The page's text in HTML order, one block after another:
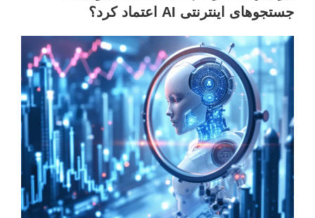
جستجوهای اینترنتی AI اعتماد کرد؟